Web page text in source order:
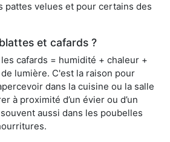
pattes velues et pour certains des
et cafards ?
cafards = humidité + chaleur +
lumière. C'est la raison pour
dans la cuisine ou la salle
à proximité d’un évier ou d’un
aussi dans les poubelles